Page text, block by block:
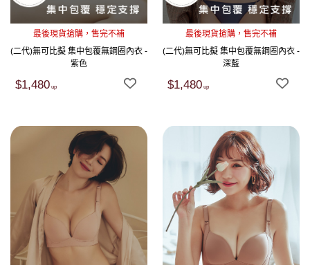
最後現貨搶購，售完不補
(二代)無可比擬 集中包覆無鋼圈內衣 -
紫色
$1,480
最後現貨搶購，售完不補
(二代)無可比擬 集中包覆無鋼圈內衣 -
深藍
$1,480